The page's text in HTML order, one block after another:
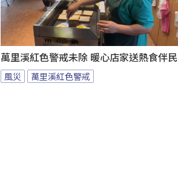
萬里溪紅色警戒未除 暖心店家送熱食伴民
風災 萬里溪紅色警戒